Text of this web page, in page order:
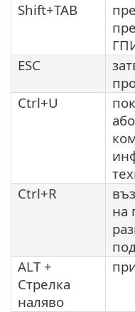
Shift+TAB
ESC
Ctrl+U
Ctrl+R
на
ALT +
Стрелка
наляво